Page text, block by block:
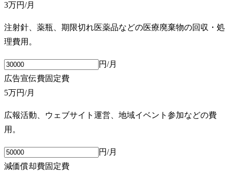
3万円/月
注射針、薬瓶、期限切れ医薬品などの医療廃棄物の回収・処
理費用。
円/月
広告宣伝費固定費
5万円/月
広報活動、ウェブサイト運営、地域イベント参加などの費
用。
円/月
減価償却費固定費